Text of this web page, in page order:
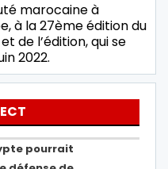
marocaine à
à la 27ème édition du
de l’édition, qui se
2022.
pourrait